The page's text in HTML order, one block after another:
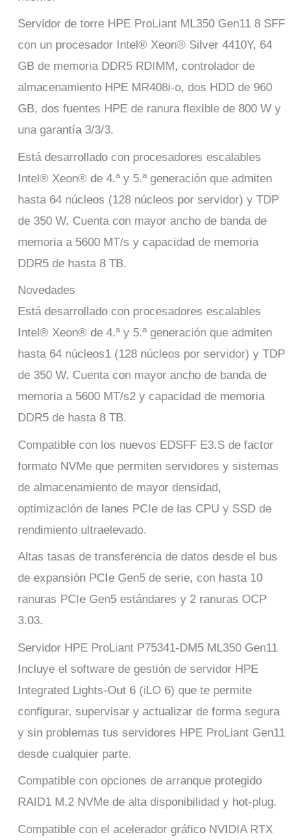
Servidor de torre HPE ProLiant ML350 Gen11 8 SFF
con un procesador Intel® Xeon® Silver 4410Y, 64
GB de memoria DDR5 RDIMM, controlador de
almacenamiento HPE MR408i-o, dos HDD de 960
GB, dos fuentes HPE de ranura flexible de 800 W y
una garantía 3/3/3.
Está desarrollado con procesadores escalables
Intel® Xeon® de 4.ª y 5.ª generación que admiten
hasta 64 núcleos (128 núcleos por servidor) y TDP
de 350 W. Cuenta con mayor ancho de banda de
memoria a 5600 MT/s y capacidad de memoria
DDR5 de hasta 8 TB.
Novedades
Está desarrollado con procesadores escalables
Intel® Xeon® de 4.ª y 5.ª generación que admiten
hasta 64 núcleos1 (128 núcleos por servidor) y TDP
de 350 W. Cuenta con mayor ancho de banda de
memoria a 5600 MT/s2 y capacidad de memoria
DDR5 de hasta 8 TB.
Compatible con los nuevos EDSFF E3.S de factor
formato NVMe que permiten servidores y sistemas
de almacenamiento de mayor densidad,
optimización de lanes PCIe de las CPU y SSD de
rendimiento ultraelevado.
Altas tasas de transferencia de datos desde el bus
de expansión PCIe Gen5 de serie, con hasta 10
ranuras PCIe Gen5 estándares y 2 ranuras OCP
3.03.
Servidor HPE ProLiant P75341-DM5 ML350 Gen11
Incluye el software de gestión de servidor HPE
Integrated Lights-Out 6 (iLO 6) que te permite
configurar, supervisar y actualizar de forma segura
y sin problemas tus servidores HPE ProLiant Gen11
desde cualquier parte.
Compatible con opciones de arranque protegido
RAID1 M.2 NVMe de alta disponibilidad y hot-plug.
Compatible con el acelerador gráfico NVIDIA RTX